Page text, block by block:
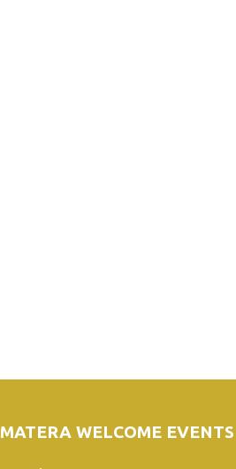
MATERA WELCOME EVENTS